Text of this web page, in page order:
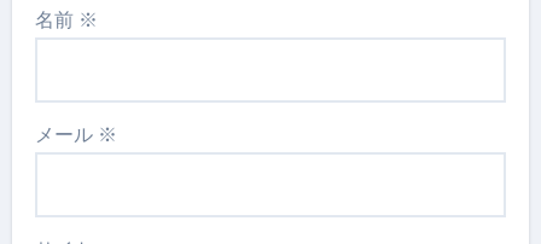
名前 ※
メール ※